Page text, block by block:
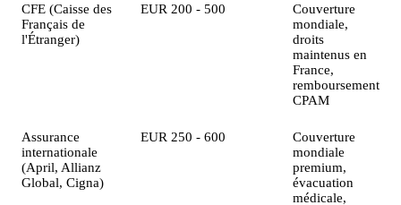
CFE (Caisse des
Français de
l'Étranger)
EUR 200 - 500
Couverture
mondiale,
droits
maintenus en
France,
remboursement
CPAM
Assurance
internationale
(April, Allianz
Global, Cigna)
EUR 250 - 600
Couverture
mondiale
premium,
évacuation
médicale,